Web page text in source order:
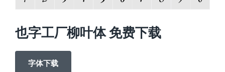
也字工厂柳叶体 免费下载
字体下载